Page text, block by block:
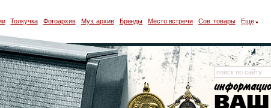
Толкучка Фотоархив Муз. архив Бренды Место встречи Сов. товары Еще